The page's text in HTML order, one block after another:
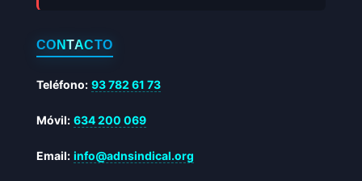
CONTACTO
Teléfono: 93 782 61 73
Móvil: 634 200 069
Email: info@adnsindical.org